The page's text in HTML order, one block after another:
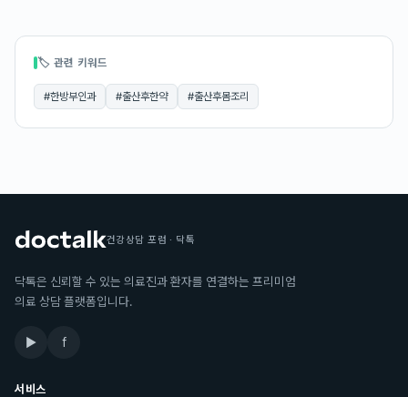
🏷 관련 키워드
#한방부인과 #출산후한약 #출산후몸조리
건강상담 포럼 · 닥톡
닥톡은 신뢰할 수 있는 의료진과 환자를 연결하는 프리미엄
의료 상담 플랫폼입니다.
▶ f
서비스